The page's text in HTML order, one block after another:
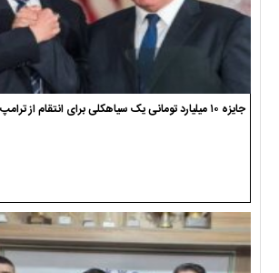
جایزه ۱۰ میلیارد تومانی یک سیاهکلی برای انتقام از ترامپ و نتانیاهو